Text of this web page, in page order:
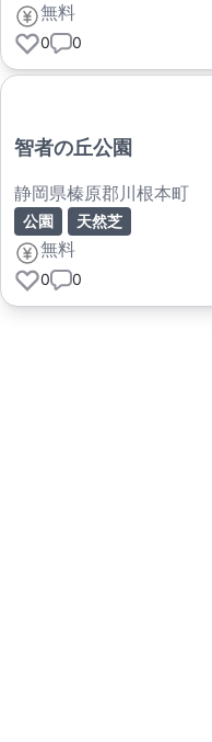
無料
0 0
智者の丘公園
静岡県榛原郡川根本町
公園 天然芝
無料
0 0